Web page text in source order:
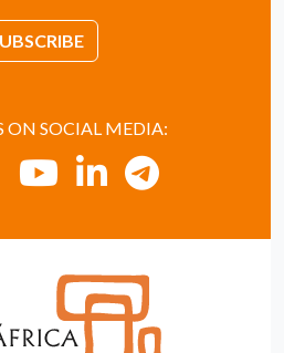
ON SOCIAL MEDIA: